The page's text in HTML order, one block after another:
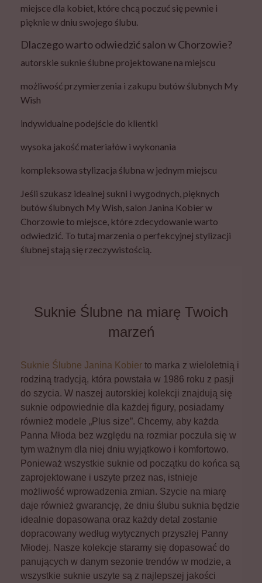
miejsce dla kobiet, które chcą poczuć się pewnie i
pięknie w dniu swojego ślubu.
Dlaczego warto odwiedzić salon w Chorzowie?
autorskie suknie ślubne projektowane na miejscu
możliwość przymierzenia i zakupu butów ślubnych My
Wish
indywidualne podejście do klientki
wysoka jakość materiałów i wykonania
kompleksowa stylizacja ślubna w jednym miejscu
Jeśli szukasz idealnej sukni i wygodnych, pięknych
butów ślubnych My Wish, salon Janina Kobier w
Chorzowie to miejsce, które zdecydowanie warto
odwiedzić. To tutaj marzenia o perfekcyjnej stylizacji
ślubnej stają się rzeczywistością.
Suknie Ślubne na miarę Twoich
marzeń
Suknie Ślubne Janina Kobier to marka z wieloletnią i
rodziną tradycją, która powstała w 1986 roku z pasji
do szycia. W naszej autorskiej kolekcji znajdują się
suknie odpowiednie dla każdej figury, posiadamy
również modele „Plus size”. Chcemy, aby każda
Panna Młoda bez względu na rozmiar poczuła się w
tym ważnym dla niej dniu wyjątkowo i komfortowo.
Ponieważ wszystkie suknie od początku do końca są
zaprojektowane i uszyte przez nas, istnieje
możliwość wprowadzenia zmian. Szycie na miarę
daje również gwarancję, że dniu ślubu suknia będzie
idealnie dopasowana oraz każdy detal zostanie
dopracowany według wytycznych przyszłej Panny
Młodej. Nasze kolekcje staramy się dopasować do
panujących w danym sezonie trendów w modzie, a
wszystkie suknie uszyte są z najlepszej jakości